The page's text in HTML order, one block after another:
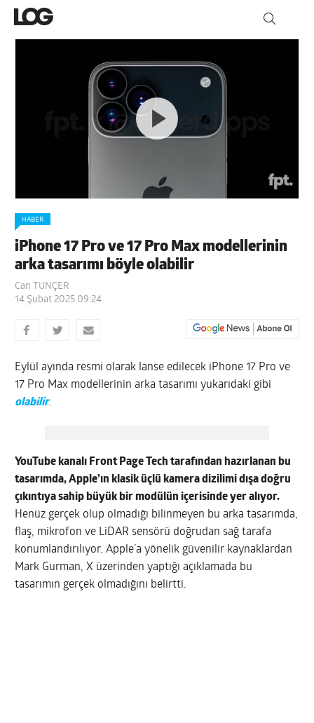
HABER
iPhone 17 Pro ve 17 Pro Max modellerinin
arka tasarımı böyle olabilir
Can TUNÇER
14 Şubat 2025 09:24
Eylül ayında resmi olarak lanse edilecek iPhone 17 Pro ve
17 Pro Max modellerinin arka tasarımı yukarıdaki gibi
olabilir.
YouTube kanalı Front Page Tech tarafından hazırlanan bu
tasarımda, Apple’ın klasik üçlü kamera dizilimi dışa doğru
çıkıntıya sahip büyük bir modülün içerisinde yer alıyor.
Henüz gerçek olup olmadığı bilinmeyen bu arka tasarımda,
flaş, mikrofon ve LiDAR sensörü doğrudan sağ tarafa
konumlandırılıyor. Apple’a yönelik güvenilir kaynaklardan
Mark Gurman, X üzerinden yaptığı açıklamada bu
tasarımın gerçek olmadığını belirtti.